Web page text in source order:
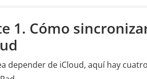
1. Cómo
depender de iCloud, aquí hay